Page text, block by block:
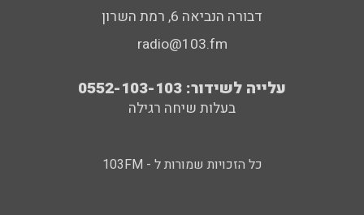
דבורה הנביאה 6, רמת השרון
radio@103.fm
עלייה לשידור: 0552-103-103
בעלות שיחה רגילה
כל הזכויות שמורות ל - 103FM